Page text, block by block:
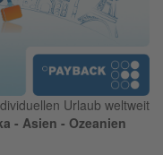
Urlaub weltweit
- Asien - Ozeanien